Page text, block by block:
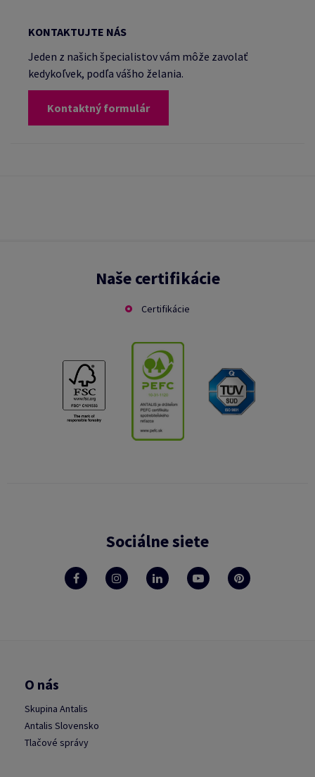
KONTAKTUJTE NÁS
Jeden z našich špecialistov vám môže zavolať
kedykoľvek, podľa vášho želania.
Kontaktný formulár
Naše certifikácie
Certifikácie
Sociálne siete
O nás
Skupina Antalis
Antalis Slovensko
Tlačové správy